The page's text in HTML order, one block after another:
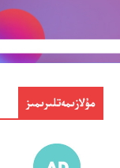
مۇلازىمەتلىرىمىز